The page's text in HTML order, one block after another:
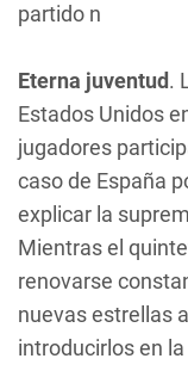
partido n
Eterna juventud.
Estados Unidos
jugadores
caso de España
explicar la
Mientras el
renovarse
nuevas estrellas
introducirlos en